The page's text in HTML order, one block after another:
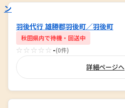
ン
羽後代行 雄勝郡羽後町／羽後町
秋田県内で待機・回送中
☆☆☆☆☆ -(0件)
詳細ページへ